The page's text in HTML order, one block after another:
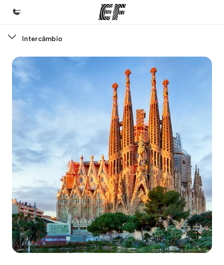
Bem-vindo à EF
Programas
Saiba tudo que oferecemos
Sobre nós
Quem somos
Carreiras
Junte-se a nós
Intercâmbio